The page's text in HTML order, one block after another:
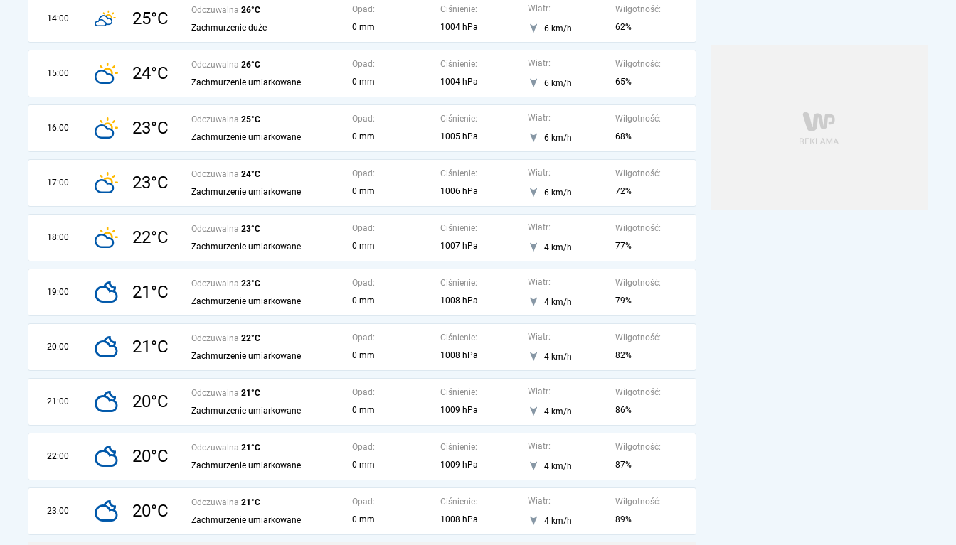
14:00 25°C Odczuwalna 26°C
Zachmurzenie duże
Opad:
0 mm
Ciśnienie:
1004 hPa
Wiatr:
6 km/h
Wilgotność:
62%
15:00 24°C Odczuwalna 26°C
Zachmurzenie umiarkowane
Opad:
0 mm
Ciśnienie:
1004 hPa
Wiatr:
6 km/h
Wilgotność:
65%
16:00 23°C Odczuwalna 25°C
Zachmurzenie umiarkowane
Opad:
0 mm
Ciśnienie:
1005 hPa
Wiatr:
6 km/h
Wilgotność:
68%
17:00 23°C Odczuwalna 24°C
Zachmurzenie umiarkowane
Opad:
0 mm
Ciśnienie:
1006 hPa
Wiatr:
6 km/h
Wilgotność:
72%
18:00 22°C Odczuwalna 23°C
Zachmurzenie umiarkowane
Opad:
0 mm
Ciśnienie:
1007 hPa
Wiatr:
4 km/h
Wilgotność:
77%
19:00 21°C Odczuwalna 23°C
Zachmurzenie umiarkowane
Opad:
0 mm
Ciśnienie:
1008 hPa
Wiatr:
4 km/h
Wilgotność:
79%
20:00 21°C Odczuwalna 22°C
Zachmurzenie umiarkowane
Opad:
0 mm
Ciśnienie:
1008 hPa
Wiatr:
4 km/h
Wilgotność:
82%
21:00 20°C Odczuwalna 21°C
Zachmurzenie umiarkowane
Opad:
0 mm
Ciśnienie:
1009 hPa
Wiatr:
4 km/h
Wilgotność:
86%
22:00 20°C Odczuwalna 21°C
Zachmurzenie umiarkowane
Opad:
0 mm
Ciśnienie:
1009 hPa
Wiatr:
4 km/h
Wilgotność:
87%
23:00 20°C Odczuwalna 21°C
Zachmurzenie umiarkowane
Opad:
0 mm
Ciśnienie:
1008 hPa
Wiatr:
4 km/h
Wilgotność:
89%